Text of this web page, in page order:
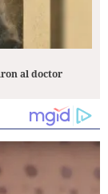
al doctor